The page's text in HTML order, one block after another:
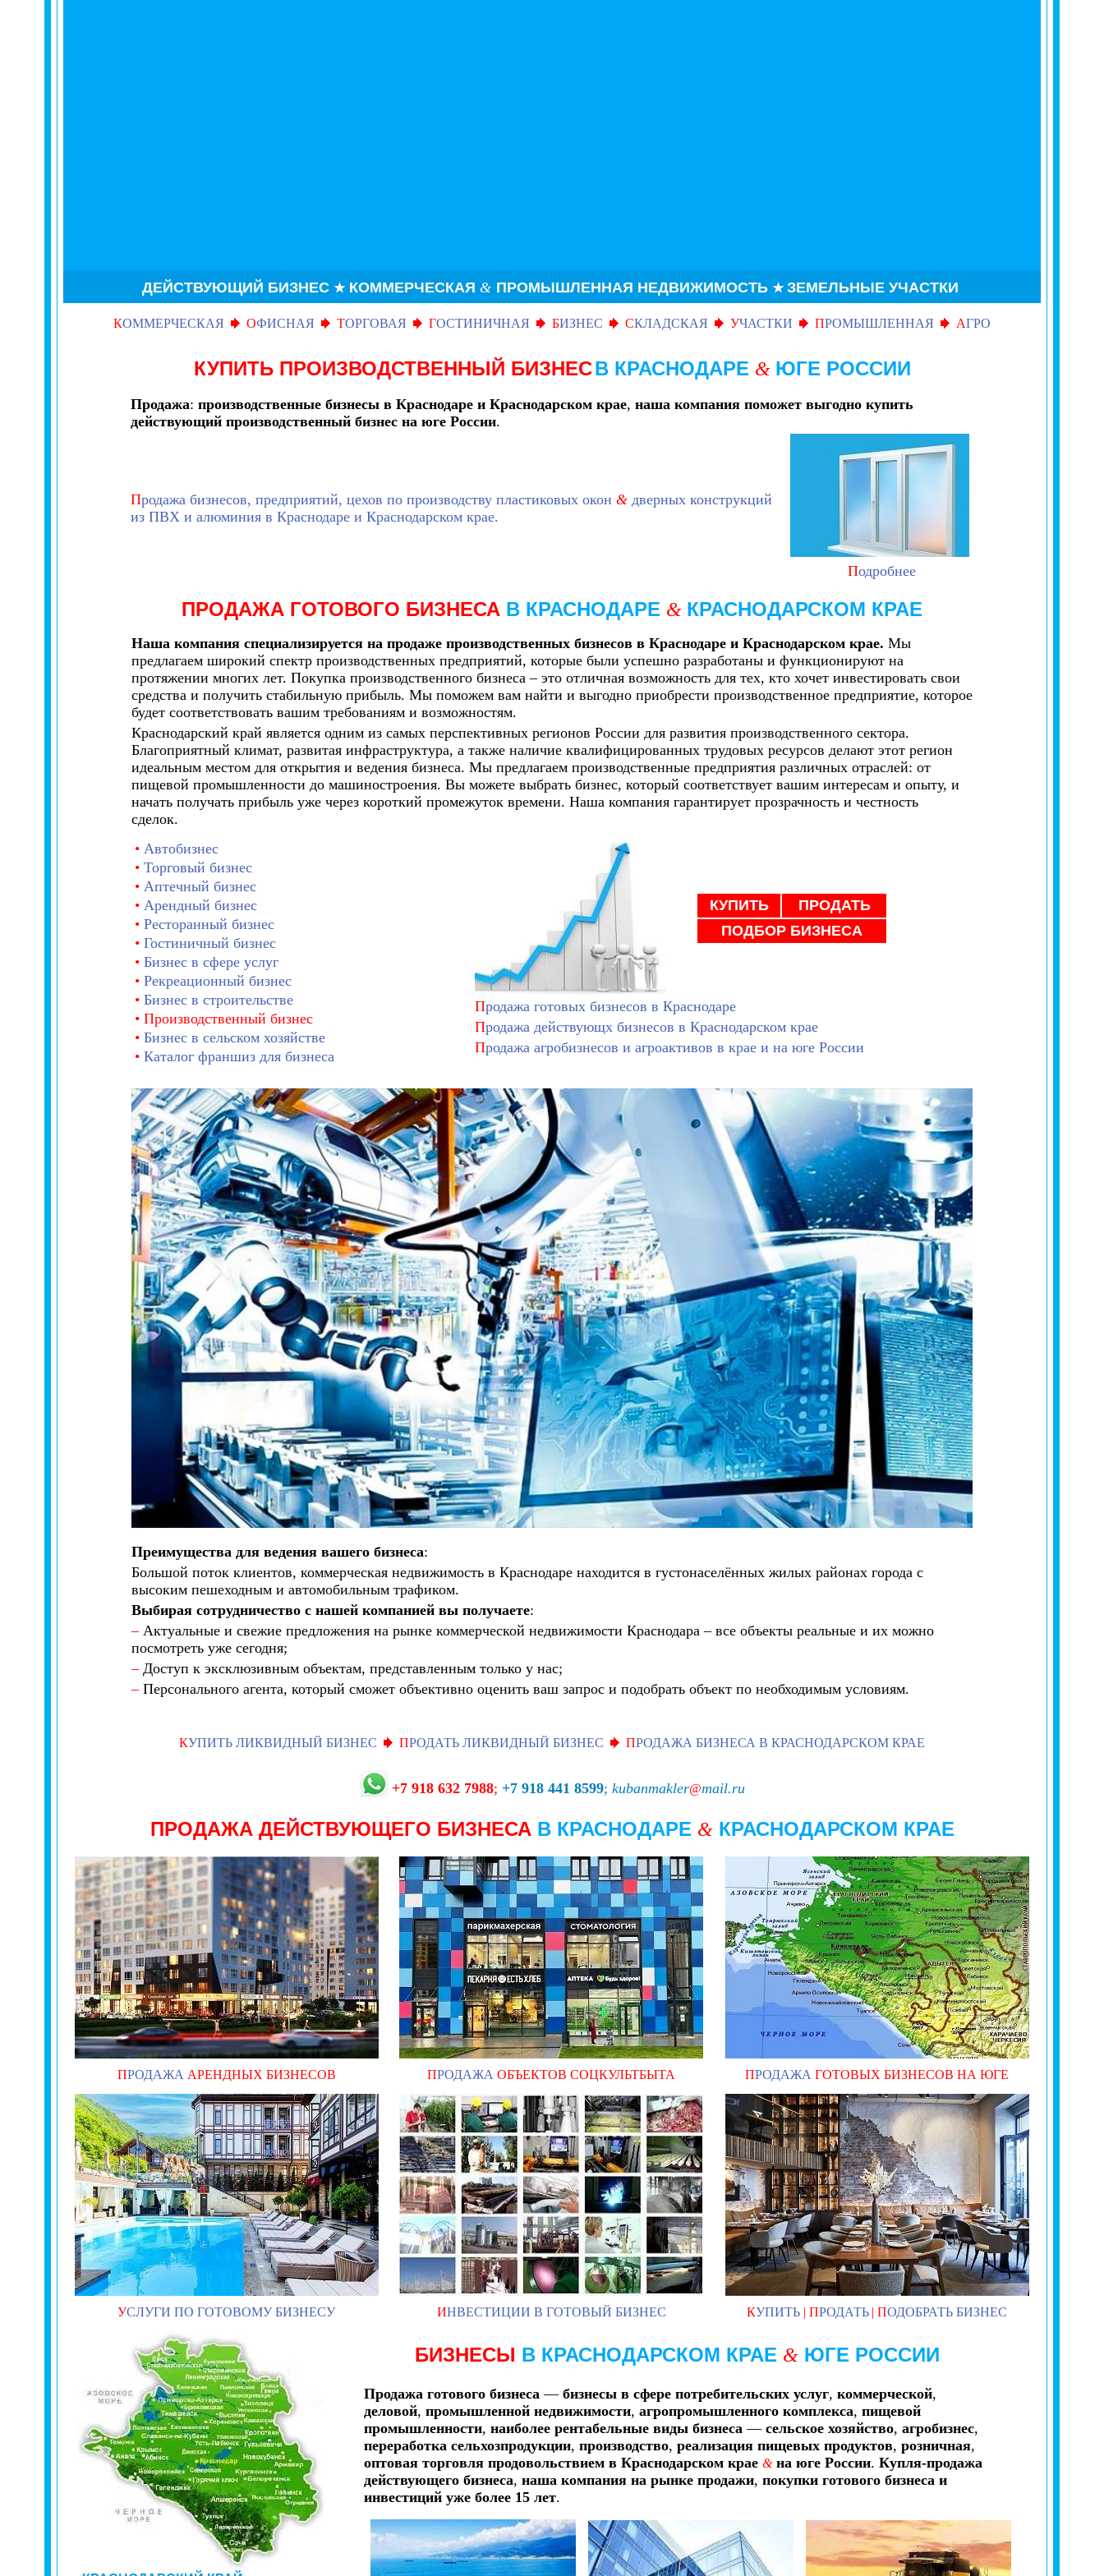
ДЕЙСТВУЮЩИЙ БИЗНЕС ★ КОММЕРЧЕСКАЯ & ПРОМЫШЛЕННАЯ НЕДВИЖИМОСТЬ ★ЗЕМЕЛЬНЫЕ УЧАСТКИ
КОММЕРЧЕСКАЯ ОФИСНАЯ ТОРГОВАЯ ГОСТИНИЧНАЯ БИЗНЕС СКЛАДСКАЯ УЧАСТКИ ПРОМЫШЛЕННАЯ АГРО
КУПИТЬ ПРОИЗВОДСТВЕННЫЙ БИЗНЕСВ КРАСНОДАРЕ & ЮГЕ РОССИИ
Продажа: производственные бизнесы в Краснодаре и Краснодарском крае, наша компания поможет выгодно купить
действующий производственный бизнес на юге России.
Продажа бизнесов, предприятий, цехов по производству пластиковых окон & дверных конструкций
из ПВХ и алюминия в Краснодаре и Краснодарском крае.
Подробнее
ПРОДАЖА ГОТОВОГО БИЗНЕСА В КРАСНОДАРЕ & КРАСНОДАРСКОМ КРАЕ
Наша компания специализируется на продаже производственных бизнесов в Краснодаре и Краснодарском крае. Мы
предлагаем широкий спектр производственных предприятий, которые были успешно разработаны и функционируют на
протяжении многих лет. Покупка производственного бизнеса – это отличная возможность для тех, кто хочет инвестировать свои
средства и получить стабильную прибыль. Мы поможем вам найти и выгодно приобрести производственное предприятие, которое
будет соответствовать вашим требованиям и возможностям.
Краснодарский край является одним из самых перспективных регионов России для развития производственного сектора.
Благоприятный климат, развитая инфраструктура, а также наличие квалифицированных трудовых ресурсов делают этот регион
идеальным местом для открытия и ведения бизнеса. Мы предлагаем производственные предприятия различных отраслей: от
пищевой промышленности до машиностроения. Вы можете выбрать бизнес, который соответствует вашим интересам и опыту, и
начать получать прибыль уже через короткий промежуток времени. Наша компания гарантирует прозрачность и честность
сделок.
• Автобизнес
• Торговый бизнес
• Аптечный бизнес
• Арендный бизнес
• Ресторанный бизнес
• Гостиничный бизнес
• Бизнес в сфере услуг
• Рекреационный бизнес
• Бизнес в строительстве
• Производственный бизнес
• Бизнес в сельском хозяйстве
• Каталог франшиз для бизнеса
КУПИТЬ
ПРОДАТЬ
ПОДБОР БИЗНЕСА
Продажа готовых бизнесов в Краснодаре
Продажа действующх бизнесов в Краснодарском крае
Продажа агробизнесов и агроактивов в крае и на юге России
Преимущества для ведения вашего бизнеса:
Большой поток клиентов, коммерческая недвижимость в Краснодаре находится в густонаселённых жилых районах города с
высоким пешеходным и автомобильным трафиком.
Выбирая сотрудничество с нашей компанией вы получаете:
–Актуальные и свежие предложения на рынке коммерческой недвижимости Краснодара – все объекты реальные и их можно
посмотреть уже сегодня;
–Доступ к эксклюзивным объектам, представленным только у нас;
–Персонального агента, который сможет объективно оценить ваш запрос и подобрать объект по необходимым условиям.
КУПИТЬ ЛИКВИДНЫЙ БИЗНЕС ПРОДАТЬ ЛИКВИДНЫЙ БИЗНЕС ПРОДАЖА БИЗНЕСА В КРАСНОДАРСКОМ КРАЕ
+7 918 632 7988; +7 918 441 8599; kubanmakler@mail.ru
ПРОДАЖА ДЕЙСТВУЮЩЕГО БИЗНЕСА В КРАСНОДАРЕ & КРАСНОДАРСКОМ КРАЕ
ПРОДАЖА АРЕНДНЫХ БИЗНЕСОВ ПРОДАЖА ОБЪЕКТОВ СОЦКУЛЬТБЫТА ПРОДАЖА ГОТОВЫХ БИЗНЕСОВ НА ЮГЕ
УСЛУГИ ПО ГОТОВОМУ БИЗНЕСУ ИНВЕСТИЦИИ В ГОТОВЫЙ БИЗНЕС КУПИТЬ | ПРОДАТЬ | ПОДОБРАТЬ БИЗНЕС
БИЗНЕСЫ В КРАСНОДАРСКОМ КРАЕ & ЮГЕ РОССИИ
Продажа готового бизнеса — бизнесы в сфере потребительских услуг, коммерческой,
деловой, промышленной недвижимости, агропромышленного комплекса, пищевой
промышленности, наиболее рентабельные виды бизнеса—сельское хозяйство, агробизнес,
переработка сельхозпродукции, производство, реализация пищевых продуктов, розничная,
оптовая торговля продовольствием в Краснодарском крае &на юге России. Купля-продажа
действующего бизнеса, наша компания на рынке продажи, покупки готового бизнеса и
инвестиций уже более 15 лет.